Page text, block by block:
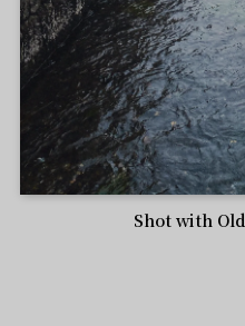
Shot with